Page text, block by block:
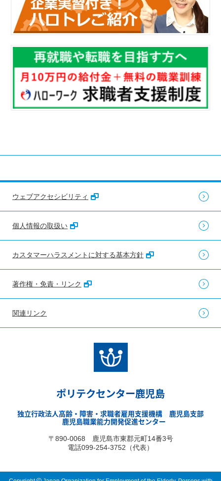
ウェブアクセシビリティ
個人情報の取扱い
カスタマーハラスメントに対する基本方針
著作権・免責・リンク
関連リンク
ポリテクセンター鹿児島
独立行政法人高齢・障害・求職者雇用支援機構 鹿児島支部
鹿児島職業能力開発促進センター
〒890-0068 鹿児島市東郡元町14番3号
電話099-254-3752（代表）